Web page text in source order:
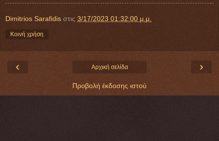
Dimitrios Sarafidis στις 3/17/2023 01:32:00 μ.μ.
Κοινή χρήση
‹ ›
Αρχική σελίδα
Προβολή έκδοσης ιστού